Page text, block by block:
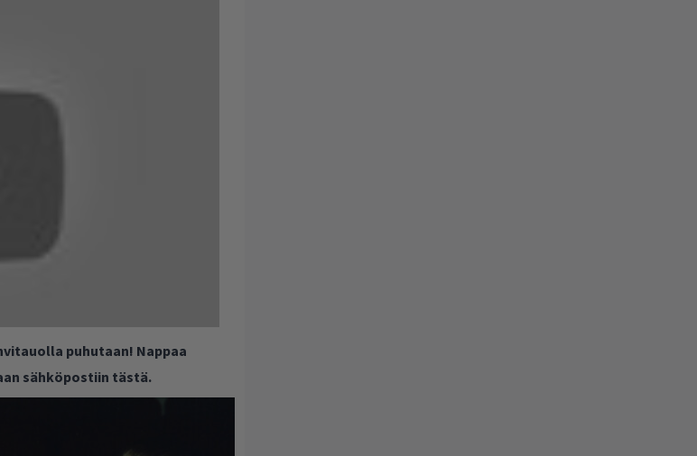
puhutaan! Nappaa
sähköpostiin tästä.